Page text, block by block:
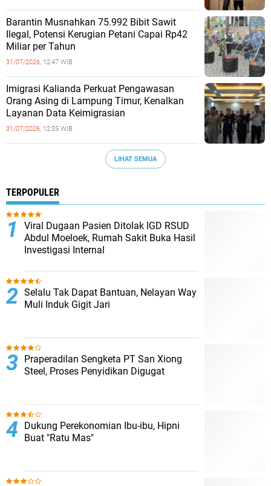
Barantin Musnahkan 75.992 Bibit Sawit
Ilegal, Potensi Kerugian Petani Capai Rp42
Miliar per Tahun
31/07/2026, 12:47 WIB
Imigrasi Kalianda Perkuat Pengawasan
Orang Asing di Lampung Timur, Kenalkan
Layanan Data Keimigrasian
31/07/2026, 12:35 WIB
LIHAT SEMUA
TERPOPULER
Viral Dugaan Pasien Ditolak IGD RSUD
Abdul Moeloek, Rumah Sakit Buka Hasil
Investigasi Internal
Selalu Tak Dapat Bantuan, Nelayan Way
Muli Induk Gigit Jari
Praperadilan Sengketa PT San Xiong
Steel, Proses Penyidikan Digugat
Dukung Perekonomian Ibu-ibu, Hipni
Buat "Ratu Mas"